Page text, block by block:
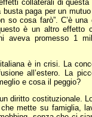
collaterali di
paga per un
so cosa farò”. C’è
è un altro effetto
aveva promesso 1
è in crisi. La
all’estero. La
e cosa il peggio?
diritto costituzionale.
mette su famiglia,